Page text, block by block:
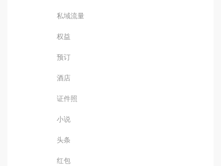
私域流量
权益
预订
酒店
证件照
小说
头条
红包